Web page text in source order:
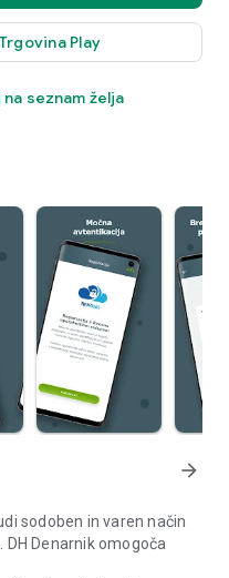
Play
na seznam želja
arrow_forward
sodoben in varen način
Denarnik omogoča